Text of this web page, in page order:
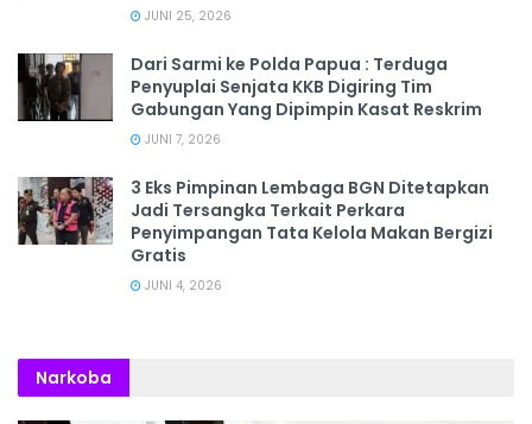
JUNI 25, 2026
Dari Sarmi ke Polda Papua : Terduga
Penyuplai Senjata KKB Digiring Tim
Gabungan Yang Dipimpin Kasat Reskrim
JUNI 7, 2026
3 Eks Pimpinan Lembaga BGN Ditetapkan
Jadi Tersangka Terkait Perkara
Penyimpangan Tata Kelola Makan Bergizi
Gratis
JUNI 4, 2026
Narkoba